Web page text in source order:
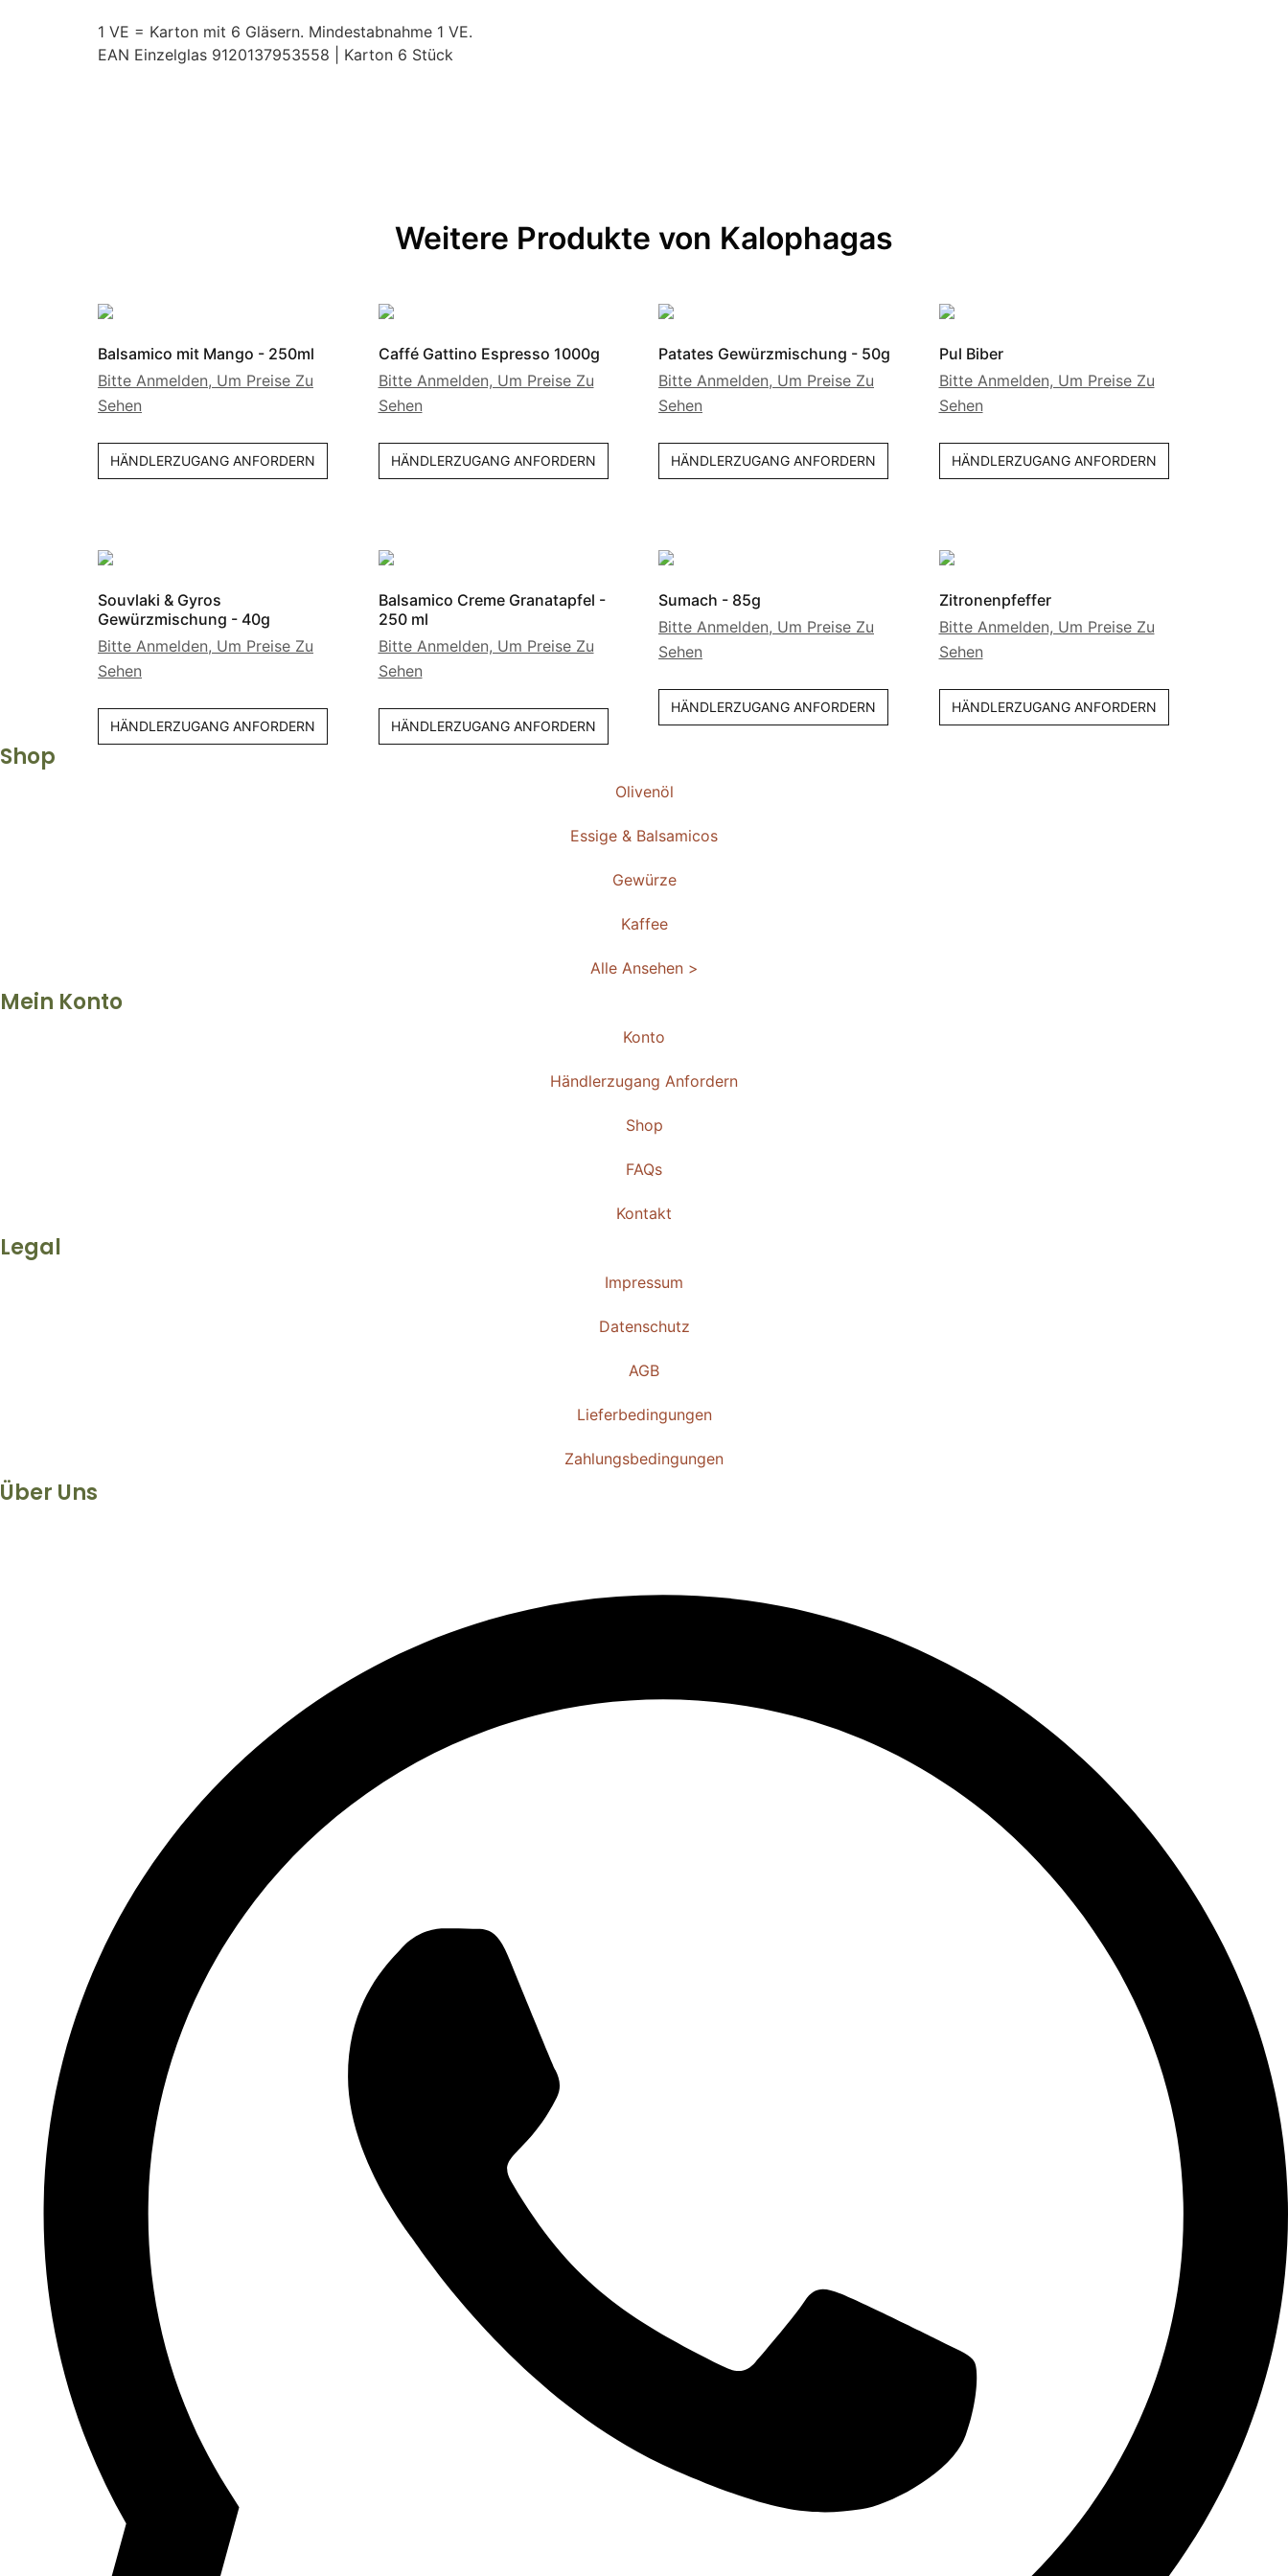
1 VE = Karton mit 6 Gläsern. Mindestabnahme 1 VE.
EAN Einzelglas 9120137953558 | Karton 6 Stück
Weitere Produkte von Kalophagas
Balsamico mit Mango - 250ml
Bitte Anmelden, Um Preise Zu
Sehen
HÄNDLERZUGANG ANFORDERN
Caffé Gattino Espresso 1000g
Bitte Anmelden, Um Preise Zu
Sehen
HÄNDLERZUGANG ANFORDERN
Patates Gewürzmischung - 50g
Bitte Anmelden, Um Preise Zu
Sehen
HÄNDLERZUGANG ANFORDERN
Pul Biber
Bitte Anmelden, Um Preise Zu
Sehen
HÄNDLERZUGANG ANFORDERN
Souvlaki & Gyros
Gewürzmischung - 40g
Bitte Anmelden, Um Preise Zu
Sehen
HÄNDLERZUGANG ANFORDERN
Balsamico Creme Granatapfel -
250 ml
Bitte Anmelden, Um Preise Zu
Sehen
HÄNDLERZUGANG ANFORDERN
Sumach - 85g
Bitte Anmelden, Um Preise Zu
Sehen
HÄNDLERZUGANG ANFORDERN
Zitronenpfeffer
Bitte Anmelden, Um Preise Zu
Sehen
HÄNDLERZUGANG ANFORDERN
Shop
Olivenöl
Essige & Balsamicos
Gewürze
Kaffee
Alle Ansehen >
Mein Konto
Konto
Händlerzugang Anfordern
Shop
FAQs
Kontakt
Legal
Impressum
Datenschutz
AGB
Lieferbedingungen
Zahlungsbedingungen
Über Uns